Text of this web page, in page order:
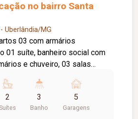
no bairro Santa
Uberlândia/MG
03 com armários
01 suíte, banheiro social com
e chuveiro, 03 salas
lavanderia ampla coberta,
grades de proteção, varanda
2 3
Banho
5
Garagens